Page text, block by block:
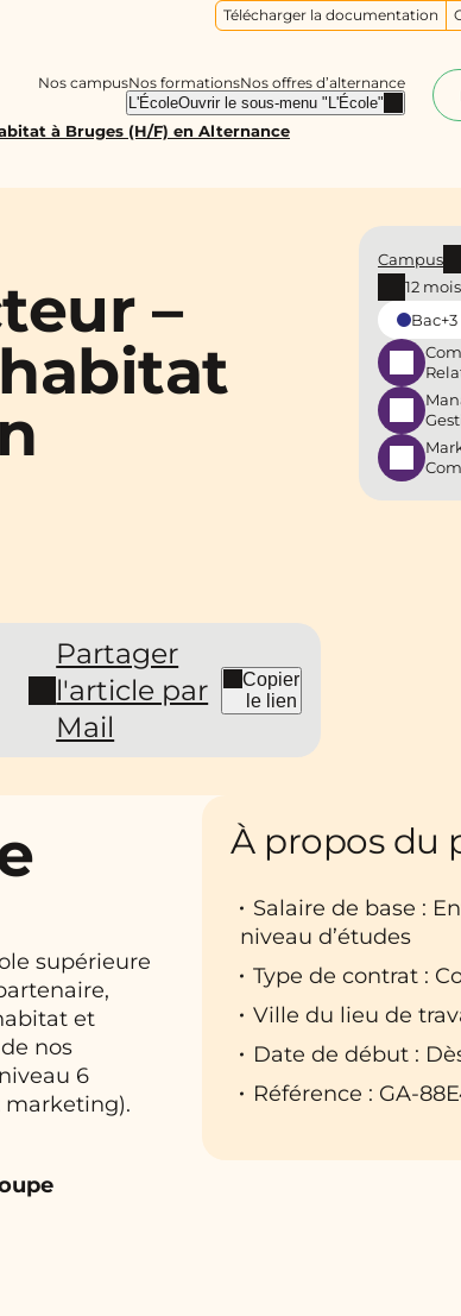
Nos campusNos formationsNos offres d’alternance
L'ÉcoleOuvrir le sous-menu "L'École"
Télécharger la documentation
à Bruges (H/F) en Alternance
–
Partager
l'article par
Mail
Copier
le lien
Campus
12 mois
supérieure
et
nos
6
marketing).
À propos du
Salaire de base :
niveau d’études
Type de contrat :
Ville du lieu de
Date de début :
Référence : GA-